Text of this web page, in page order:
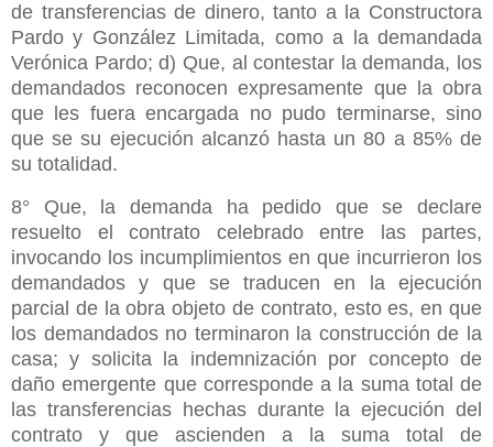
de transferencias de dinero, tanto a la Constructora
Pardo y González Limitada, como a la demandada
Verónica Pardo; d) Que, al contestar la demanda, los
demandados reconocen expresamente que la obra
que les fuera encargada no pudo terminarse, sino
que se su ejecución alcanzó hasta un 80 a 85% de
su totalidad.
8° Que, la demanda ha pedido que se declare
resuelto el contrato celebrado entre las partes,
invocando los incumplimientos en que incurrieron los
demandados y que se traducen en la ejecución
parcial de la obra objeto de contrato, esto es, en que
los demandados no terminaron la construcción de la
casa; y solicita la indemnización por concepto de
daño emergente que corresponde a la suma total de
las transferencias hechas durante la ejecución del
contrato y que ascienden a la suma total de